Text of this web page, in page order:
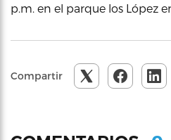
p.m. en el parque los López
Compartir